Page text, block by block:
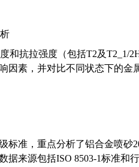
和抗拉强度（包括T2及T2_1/
因素，并对比不同状态下的金
标准，重点分析了铝合金喷砂
据来源包括ISO 8503-1标准和